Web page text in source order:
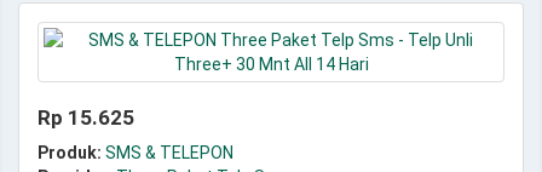
Rp 15.625
Produk: SMS & TELEPON